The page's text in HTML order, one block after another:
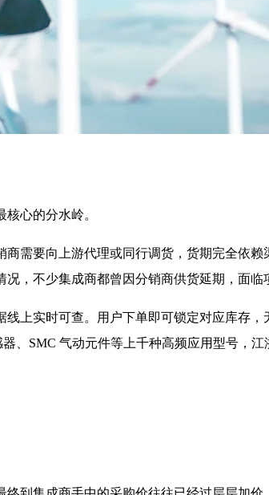
心的分水岭。
需要向上游代理或同行调货，货期完全依赖
，不少集成商都曾因分销商供货延期，面临
上实时可查。用户下单即可锁定对应库存
、SMC 气动元件等上千种高频应用型号，江